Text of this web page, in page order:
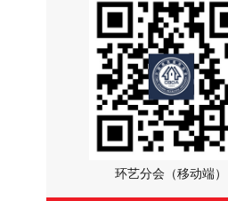
环艺分会（移动端）